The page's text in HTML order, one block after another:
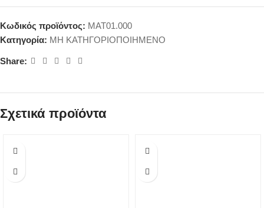
Κωδικός προϊόντος: MAT01.000
Κατηγορία: ΜΗ ΚΑΤΗΓΟΡΙΟΠΟΙΗΜΕΝΟ
Share:
Σχετικά προϊόντα